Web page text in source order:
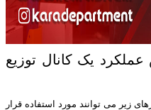
یک کانال توزیع
زیر می توانند مورد استفاده قرار